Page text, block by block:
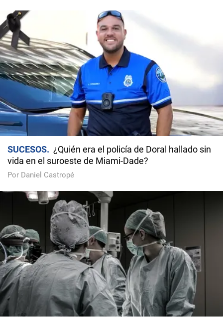
SUCESOS
¿Quién era el policía de Doral hallado sin
vida en el suroeste de Miami-Dade?
Por Daniel Castropé